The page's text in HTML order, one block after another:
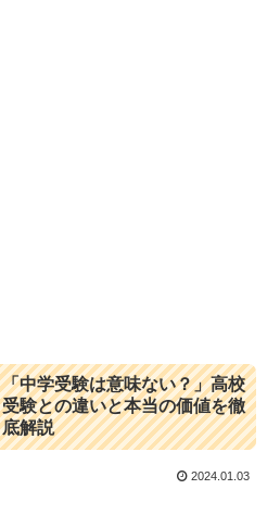
「中学受験は意味ない？」高校
受験との違いと本当の価値を徹
底解説
2024.01.03